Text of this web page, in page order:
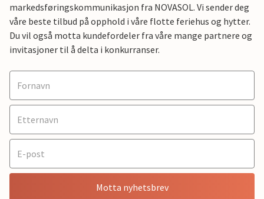
markedsføringskommunikasjon fra NOVASOL. Vi sender deg
våre beste tilbud på opphold i våre flotte feriehus og hytter.
Du vil også motta kundefordeler fra våre mange partnere og
invitasjoner til å delta i konkurranser.
Motta nyhetsbrev